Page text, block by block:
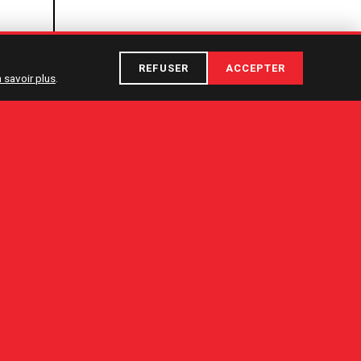
savoir plus
REFUSER ACCEPTER